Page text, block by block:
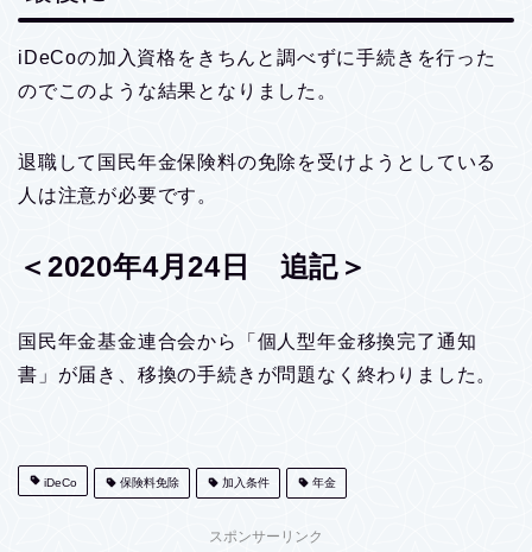
iDeCoの加入資格をきちんと調べずに手続きを行った
のでこのような結果となりました。
退職して国民年金保険料の免除を受けようとしている
人は注意が必要です。
＜2020年4月24日 追記＞
国民年金基金連合会から「個人型年金移換完了通知
書」が届き、移換の手続きが問題なく終わりました。
iDeCo 保険料免除 加入条件 年金
スポンサーリンク